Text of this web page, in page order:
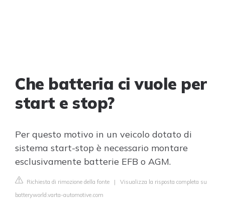
Che batteria ci vuole per
start e stop?
Per questo motivo in un veicolo dotato di
sistema start-stop è necessario montare
esclusivamente batterie EFB o AGM.
Richiesta di rimozione della fonte | Visualizza la risposta completa su
batteryworld.varta-automotive.com